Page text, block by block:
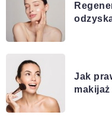
Jak